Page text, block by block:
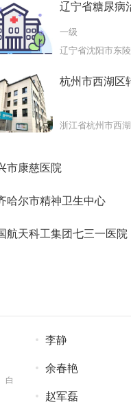
辽宁省糖尿病
一级
杭州市西湖区
市康慈医院
哈尔市精神卫生中心
航天科工集团七三一医院
白
李静
余春艳
赵军磊